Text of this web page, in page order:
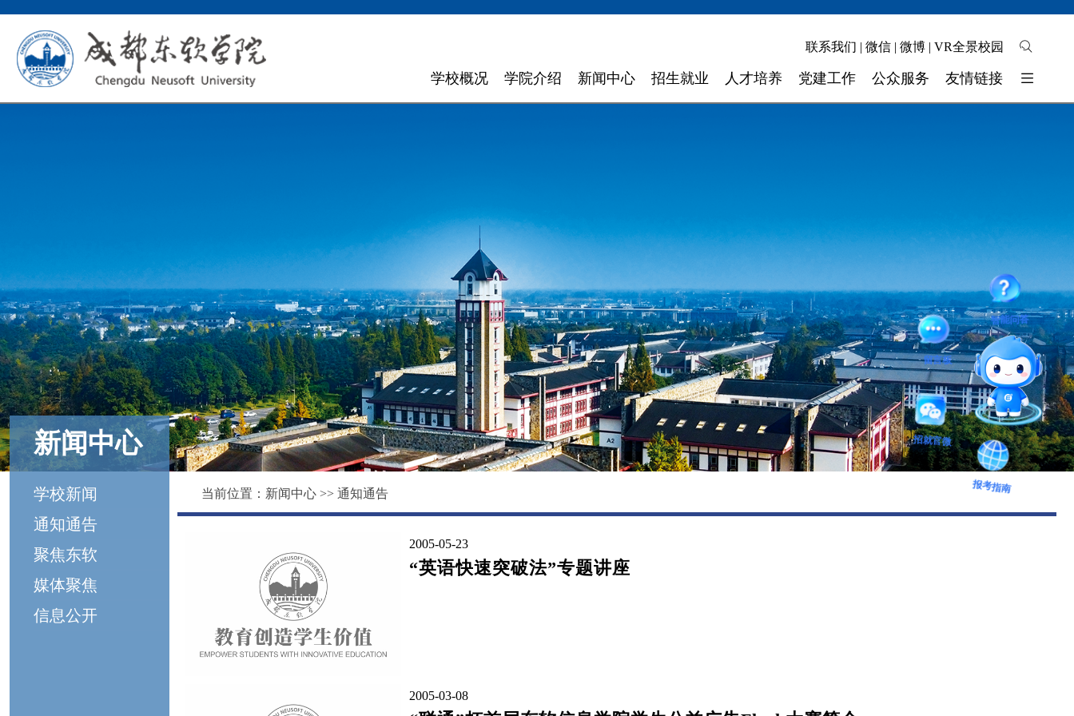
联系我们 | 微信 | 微博 | VR全景校园
学校概况
组织机构
理念特色
大 事 记
领导关怀
校园环境
影像东软
大学精神
学院介绍
数字艺术与设计学院
外国语学院
健康医疗科技学院
数智应用技术学院
国际教育学院
数据科学与基础学院
马克思主义学院
继续教育（培训）学院
新闻中心
媒体聚焦
招生就业 人才培养
校 团 委
师资力量
奖助学金
图书馆
后勤保障
党建工作 公众服务
联系我们
友情链接
四川省高校网络理政平台
新闻中心
学校新闻
通知通告
聚焦东软
媒体聚焦
信息公开
当前位置： 新闻中心 >> 通知通告
2005-05-23
“英语快速突破法”专题讲座
2005-03-08
智能问答
留言板
招就官微
报考指南